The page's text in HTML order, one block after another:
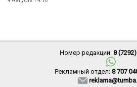
Номер редакции: 8
Рекламный отдел: 8 707